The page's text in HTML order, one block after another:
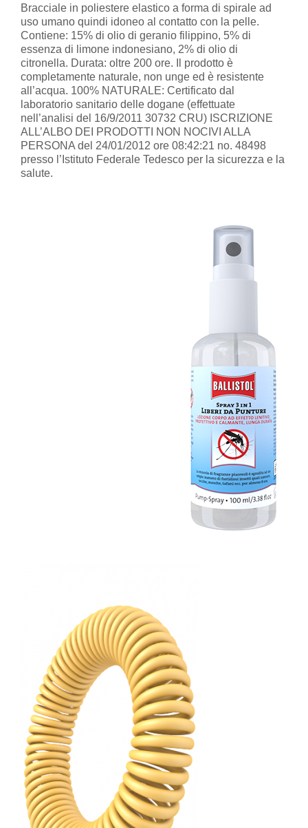
Bracciale in poliestere elastico a forma di spirale ad
uso umano quindi idoneo al contatto con la pelle.
Contiene: 15% di olio di geranio filippino, 5% di
essenza di limone indonesiano, 2% di olio di
citronella. Durata: oltre 200 ore.
Il prodotto è
completamente naturale, non unge ed è resistente
all’acqua. 100% NATURALE: Certificato dal
laboratorio sanitario delle dogane (effettuate
nell’analisi del 16/9/2011 30732 CRU) ISCRIZIONE
ALL’ALBO DEI PRODOTTI NON NOCIVI ALLA
PERSONA del 24/01/2012 ore 08:42:21 no. 48498
presso l’Istituto Federale Tedesco per la sicurezza e la
salute.